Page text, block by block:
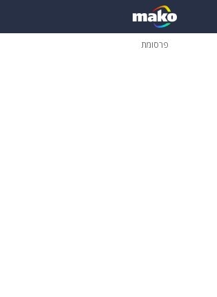
פרסומת